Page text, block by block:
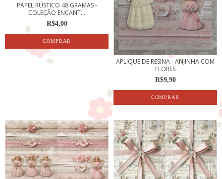
PAPEL RÚSTICO 48 GRAMAS -
COLEÇÃO ENCANT...
R$4,00
APLIQUE DE RESINA - ANJINHA COM
FLORES
R$9,90